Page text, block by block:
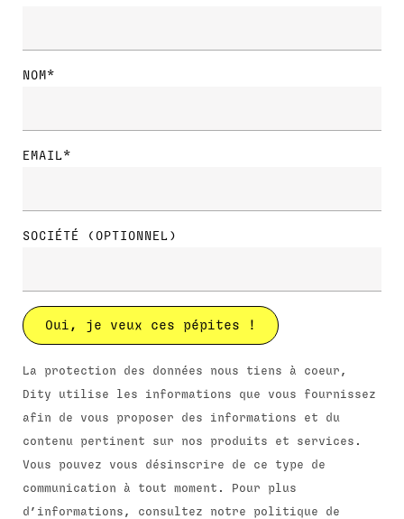
NOM*
EMAIL*
SOCIÉTÉ (OPTIONNEL)
La protection des données nous tiens à coeur,
Dity utilise les informations que vous fournissez
afin de vous proposer des informations et du
contenu pertinent sur nos produits et services.
Vous pouvez vous désinscrire de ce type de
communication à tout moment. Pour plus
d’informations, consultez notre politique de